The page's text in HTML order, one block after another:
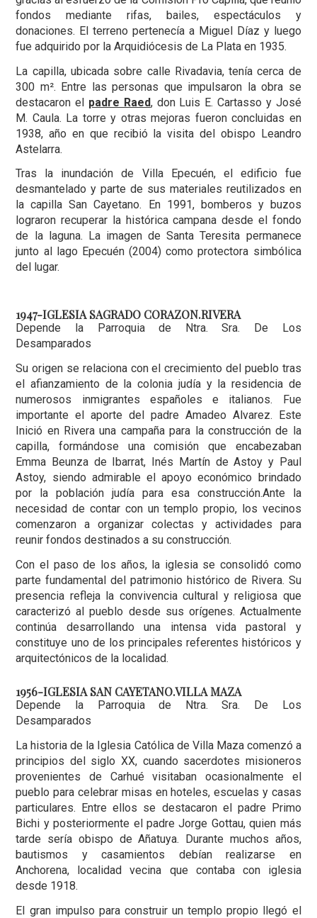
fondos mediante rifas, bailes, espectáculos y
donaciones. El terreno pertenecía a Miguel Díaz y luego
fue adquirido por la Arquidiócesis de La Plata en 1935.
La capilla, ubicada sobre calle Rivadavia, tenía cerca de
300 m². Entre las personas que impulsaron la obra se
destacaron el padre Raed, don Luis E. Cartasso y José
M. Caula. La torre y otras mejoras fueron concluidas en
1938, año en que recibió la visita del obispo Leandro
Astelarra.
Tras la inundación de Villa Epecuén, el edificio fue
desmantelado y parte de sus materiales reutilizados en
la capilla San Cayetano. En 1991, bomberos y buzos
lograron recuperar la histórica campana desde el fondo
de la laguna. La imagen de Santa Teresita permanece
junto al lago Epecuén (2004) como protectora simbólica
del lugar.
1947-IGLESIA SAGRADO CORAZON.RIVERA
Depende la Parroquia de Ntra. Sra. De Los
Desamparados
Su origen se relaciona con el crecimiento del pueblo tras
el afianzamiento de la colonia judía y la residencia de
numerosos inmigrantes españoles e italianos. Fue
importante el aporte del padre Amadeo Alvarez. Este
Inició en Rivera una campaña para la construcción de la
capilla, formándose una comisión que encabezaban
Emma Beunza de Ibarrat, Inés Martín de Astoy y Paul
Astoy, siendo admirable el apoyo económico brindado
por la población judía para esa construcción.Ante la
necesidad de contar con un templo propio, los vecinos
comenzaron a organizar colectas y actividades para
reunir fondos destinados a su construcción.
Con el paso de los años, la iglesia se consolidó como
parte fundamental del patrimonio histórico de Rivera. Su
presencia refleja la convivencia cultural y religiosa que
caracterizó al pueblo desde sus orígenes. Actualmente
continúa desarrollando una intensa vida pastoral y
constituye uno de los principales referentes históricos y
arquitectónicos de la localidad.
1956-IGLESIA SAN CAYETANO.VILLA MAZA
Depende la Parroquia de Ntra. Sra. De Los
Desamparados
La historia de la Iglesia Católica de Villa Maza comenzó a
principios del siglo XX, cuando sacerdotes misioneros
provenientes de Carhué visitaban ocasionalmente el
pueblo para celebrar misas en hoteles, escuelas y casas
particulares. Entre ellos se destacaron el padre Primo
Bichi y posteriormente el padre Jorge Gottau, quien más
tarde sería obispo de Añatuya. Durante muchos años,
bautismos y casamientos debían realizarse en
Anchorena, localidad vecina que contaba con iglesia
desde 1918.
El gran impulso para construir un templo propio llegó el